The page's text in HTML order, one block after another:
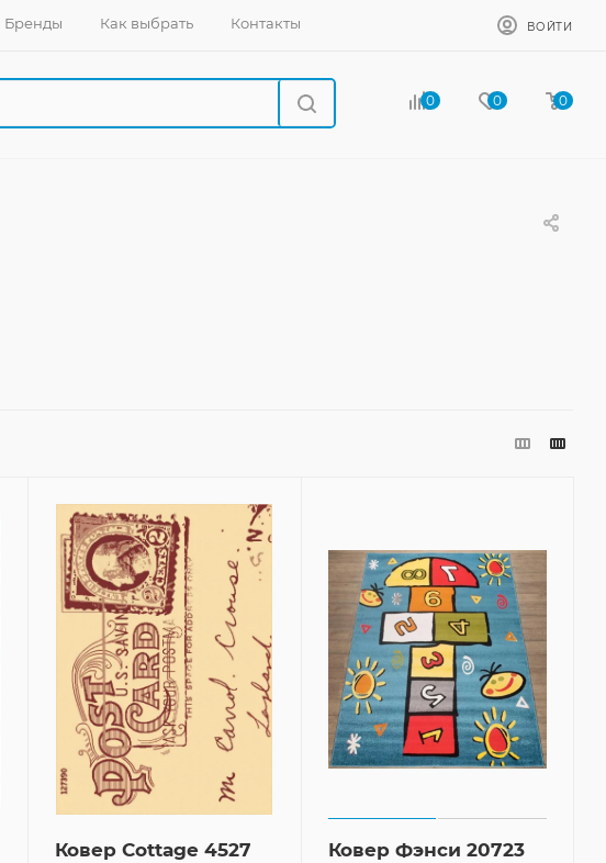
Бренды Как выбрать Контакты ВОЙТИ
0 0 0
Ковер Cottage 4527
Ковер Фэнси 20723